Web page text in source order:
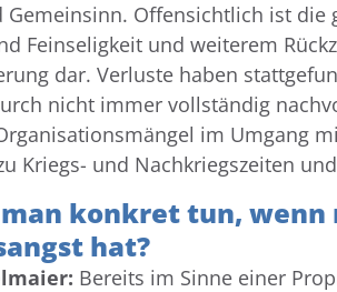
Gemeinsinn. Offensichtlich ist
Feinseligkeit und weiterem
dar. Verluste haben
nicht immer vollständig
im Umgang
Kriegs- und Nachkriegszeiten
konkret tun, wenn
hat?
Bereits im Sinne einer